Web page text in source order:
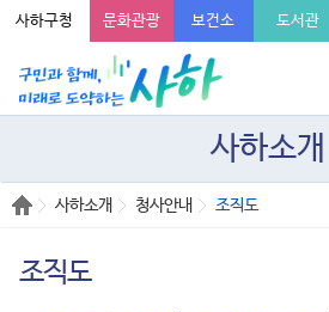
사하구청 문화관광 보건소 도서관
사하소개
사하소개 청사안내 조직도
조직도